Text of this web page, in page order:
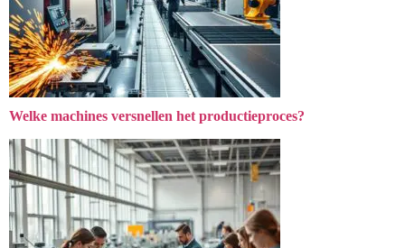
Welke machines versnellen het productieproces?